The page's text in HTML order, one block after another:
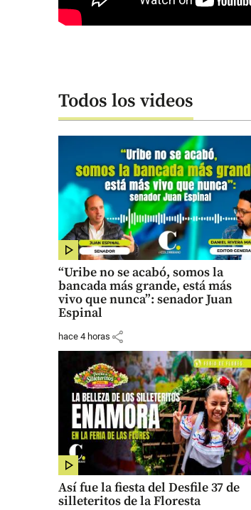
Todos los videos
“Uribe no se acabó, somos la
bancada más grande, está más
vivo que nunca”: senador Juan
Espinal
hace 4 horas share
Así fue la fiesta del Desfile 37 de
silleteritos de la Floresta